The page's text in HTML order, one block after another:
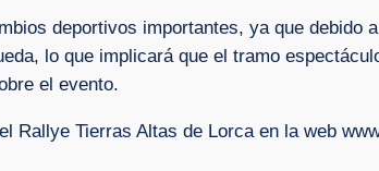
deportivos importantes, ya que
lo que implicará que el tramo
el evento.
Rallye Tierras Altas de Lorca en la web